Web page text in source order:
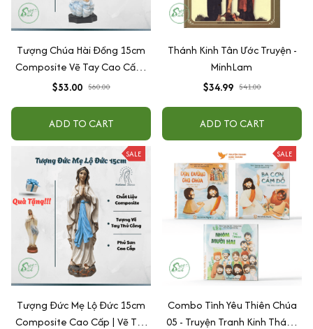
Tượng Chúa Hài Đồng 15cm
Composite Vẽ Tay Cao Cấp |
Tượng Công Giáo Để Ô Tô, Để
$53.00 $60.00
ADD TO CART
Thánh Kinh Tân Ước Truyện -
MinhLam
$34.99 $41.00
ADD TO CART
SALE
Tượng Đức Mẹ Lộ Đức 15cm
Composite Cao Cấp | Vẽ Tay
SALE
Combo Tình Yêu Thiên Chúa
05 - Truyện Tranh Kinh Thánh